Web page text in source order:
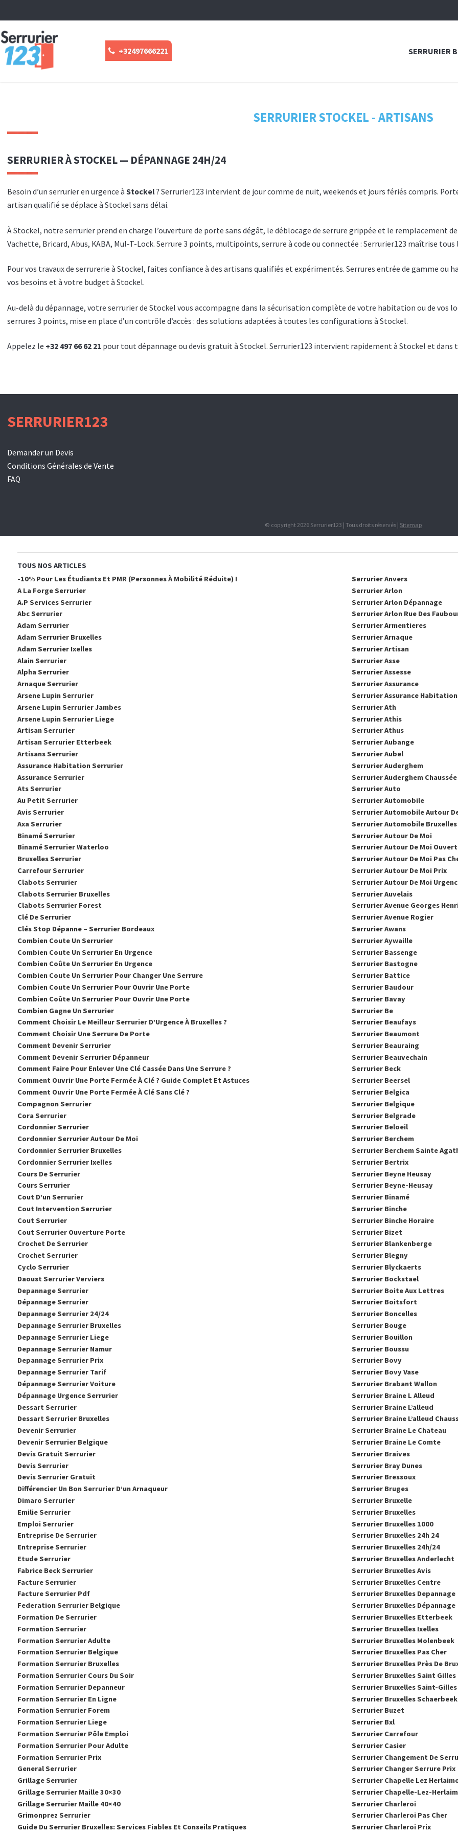
+32497666221 SERRURIER
SERRURIER STOCKEL - ARTISANS
SERRURIER À STOCKEL — DÉPANNAGE 24H/24
Besoin d’un serrurier en urgence à Stockel? Serrurier123 intervient de jour comme de nuit, weekends et jours fériés compris.
artisan qualifié se déplace à Stockel sans délai.
À Stockel, notre serrurier prend en charge l’ouverture de porte sans dégât, le déblocage de serrure grippée et le remplacement
Vachette, Bricard, Abus, KABA, Mul-T-Lock. Serrure 3 points, multipoints, serrure à code ou connectée : Serrurier123 maîtrise tous
Pour vos travaux de serrurerie à Stockel, faites confiance à des artisans qualifiés et expérimentés. Serrures entrée de gamme ou
vos besoins et à votre budget à Stockel.
Au-delà du dépannage, votre serrurier de Stockel vous accompagne dans la sécurisation complète de votre habitation ou de vos
serrures 3 points, mise en place d’un contrôle d’accès : des solutions adaptées à toutes les configurations à Stockel.
Appelez le +32 497 66 62 21 pour tout dépannage ou devis gratuit à Stockel. Serrurier123 intervient rapidement à Stockel et
SERRURIER123
Demander un Devis
Conditions Générales de Vente
FAQ
© copyright 2026 Serrurier123 | Tous droits réservés | Sitemap
TOUS NOS ARTICLES
-10% Pour Les Étudiants Et PMR (personnes À Mobilité Réduite) !
A La Forge Serrurier
A.p Services Serrurier
Abc Serrurier
Adam Serrurier
Adam Serrurier Bruxelles
Adam Serrurier Ixelles
Alain Serrurier
Alpha Serrurier
Arnaque Serrurier
Arsene Lupin Serrurier
Arsene Lupin Serrurier Jambes
Arsene Lupin Serrurier Liege
Artisan Serrurier
Artisan Serrurier Etterbeek
Artisans Serrurier
Assurance Habitation Serrurier
Assurance Serrurier
Ats Serrurier
Au Petit Serrurier
Avis Serrurier
Axa Serrurier
Binamé Serrurier
Binamé Serrurier Waterloo
Bruxelles Serrurier
Carrefour Serrurier
Clabots Serrurier
Clabots Serrurier Bruxelles
Clabots Serrurier Forest
Clé De Serrurier
Clés Stop Dépanne – Serrurier Bordeaux
Combien Coute Un Serrurier
Combien Coute Un Serrurier En Urgence
Combien Coûte Un Serrurier En Urgence
Combien Coute Un Serrurier Pour Changer Une Serrure
Combien Coute Un Serrurier Pour Ouvrir Une Porte
Combien Coûte Un Serrurier Pour Ouvrir Une Porte
Combien Gagne Un Serrurier
Comment Choisir Le Meilleur Serrurier D’Urgence À Bruxelles ?
Comment Choisir Une Serrure De Porte
Comment Devenir Serrurier
Comment Devenir Serrurier Dépanneur
Comment Faire Pour Enlever Une Clé Cassée Dans Une Serrure ?
Comment Ouvrir Une Porte Fermée À Clé ? Guide Complet Et Astuces
Comment Ouvrir Une Porte Fermée À Clé Sans Clé ?
Compagnon Serrurier
Cora Serrurier
Cordonnier Serrurier
Cordonnier Serrurier Autour De Moi
Cordonnier Serrurier Bruxelles
Cordonnier Serrurier Ixelles
Cours De Serrurier
Cours Serrurier
Cout D’un Serrurier
Cout Intervention Serrurier
Cout Serrurier
Cout Serrurier Ouverture Porte
Crochet De Serrurier
Crochet Serrurier
Cyclo Serrurier
Daoust Serrurier Verviers
Depannage Serrurier
Dépannage Serrurier
Depannage Serrurier 24/24
Depannage Serrurier Bruxelles
Depannage Serrurier Liege
Depannage Serrurier Namur
Depannage Serrurier Prix
Depannage Serrurier Tarif
Dépannage Serrurier Voiture
Dépannage Urgence Serrurier
Dessart Serrurier
Dessart Serrurier Bruxelles
Devenir Serrurier
Devenir Serrurier Belgique
Devis Gratuit Serrurier
Devis Serrurier
Devis Serrurier Gratuit
Différencier Un Bon Serrurier D’un Arnaqueur
Dimaro Serrurier
Emilie Serrurier
Emploi Serrurier
Entreprise De Serrurier
Entreprise Serrurier
Etude Serrurier
Fabrice Beck Serrurier
Facture Serrurier
Facture Serrurier Pdf
Federation Serrurier Belgique
Formation De Serrurier
Formation Serrurier
Formation Serrurier Adulte
Formation Serrurier Belgique
Formation Serrurier Bruxelles
Formation Serrurier Cours Du Soir
Formation Serrurier Depanneur
Formation Serrurier En Ligne
Formation Serrurier Forem
Formation Serrurier Liege
Formation Serrurier Pôle Emploi
Formation Serrurier Pour Adulte
Formation Serrurier Prix
General Serrurier
Grillage Serrurier
Grillage Serrurier Maille 30×30
Grillage Serrurier Maille 40×40
Grimonprez Serrurier
Guide Du Serrurier Bruxelles: Services Fiables Et Conseils Pratiques
Serrurier Anvers
Serrurier Arlon
Serrurier Arlon Dépannage
Serrurier Arlon Rue Des
Serrurier Armentieres
Serrurier Arnaque
Serrurier Artisan
Serrurier Asse
Serrurier Assesse
Serrurier Assurance
Serrurier Assurance Habitation
Serrurier Ath
Serrurier Athis
Serrurier Athus
Serrurier Aubange
Serrurier Aubel
Serrurier Auderghem
Serrurier Auderghem Chaussée
Serrurier Auto
Serrurier Automobile
Serrurier Automobile Autour
Serrurier Automobile Bruxelles
Serrurier Autour De Moi
Serrurier Autour De Moi
Serrurier Autour De Moi Pas
Serrurier Autour De Moi Prix
Serrurier Autour De Moi
Serrurier Auvelais
Serrurier Avenue Georges
Serrurier Avenue Rogier
Serrurier Awans
Serrurier Aywaille
Serrurier Bassenge
Serrurier Bastogne
Serrurier Battice
Serrurier Baudour
Serrurier Bavay
Serrurier Be
Serrurier Beaufays
Serrurier Beaumont
Serrurier Beauraing
Serrurier Beauvechain
Serrurier Beck
Serrurier Beersel
Serrurier Belgica
Serrurier Belgique
Serrurier Belgrade
Serrurier Beloeil
Serrurier Berchem
Serrurier Berchem Sainte
Serrurier Bertrix
Serrurier Beyne Heusay
Serrurier Beyne-Heusay
Serrurier Binamé
Serrurier Binche
Serrurier Binche Horaire
Serrurier Bizet
Serrurier Blankenberge
Serrurier Blegny
Serrurier Blyckaerts
Serrurier Bockstael
Serrurier Boite Aux Lettres
Serrurier Boitsfort
Serrurier Boncelles
Serrurier Bouge
Serrurier Bouillon
Serrurier Boussu
Serrurier Bovy
Serrurier Bovy Vase
Serrurier Brabant Wallon
Serrurier Braine L Alleud
Serrurier Braine L’alleud
Serrurier Braine L’alleud
Serrurier Braine Le Chateau
Serrurier Braine Le Comte
Serrurier Braives
Serrurier Bray Dunes
Serrurier Bressoux
Serrurier Bruges
Serrurier Bruxelle
Serrurier Bruxelles
Serrurier Bruxelles 1000
Serrurier Bruxelles 24h 24
Serrurier Bruxelles 24h/24
Serrurier Bruxelles Anderlecht
Serrurier Bruxelles Avis
Serrurier Bruxelles Centre
Serrurier Bruxelles Depannage
Serrurier Bruxelles Dépannage
Serrurier Bruxelles Etterbeek
Serrurier Bruxelles Ixelles
Serrurier Bruxelles Molenbeek
Serrurier Bruxelles Pas Cher
Serrurier Bruxelles Près De
Serrurier Bruxelles Saint Gilles
Serrurier Bruxelles Saint-Gilles
Serrurier Bruxelles Schaerbeek
Serrurier Buzet
Serrurier Bxl
Serrurier Carrefour
Serrurier Casier
Serrurier Changement De
Serrurier Changer Serrure Prix
Serrurier Chapelle Lez
Serrurier Chapelle-Lez-
Serrurier Charleroi
Serrurier Charleroi Pas Cher
Serrurier Charleroi Prix